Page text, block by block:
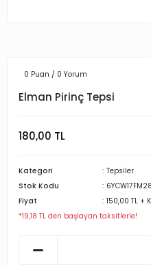
0 Puan / 0 Yorum
Elman Pirinç Tepsi
180,00 TL
Kategori
Tepsiler
Stok Kodu
6YCW17FM28
Fiyat
150,00 TL +
*19,18 TL den başlayan taksitlerle!